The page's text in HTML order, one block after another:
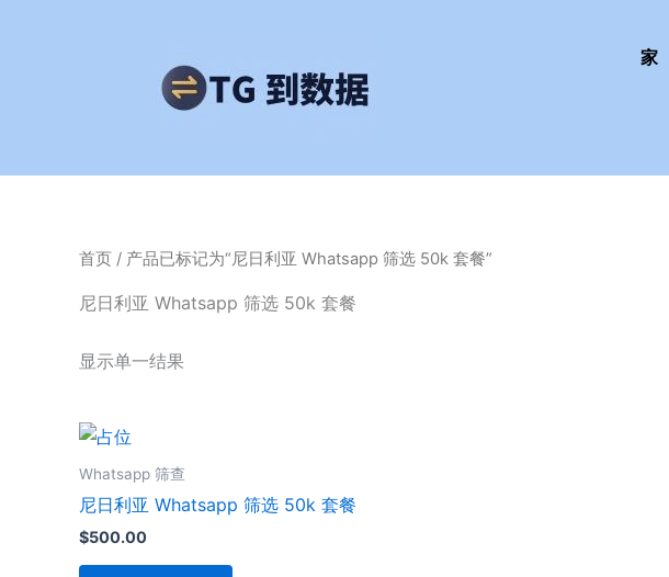
家
首页 / 产品已标记为“尼日利亚 Whatsapp 筛选 50k 套餐”
尼日利亚 Whatsapp 筛选 50k 套餐
显示单一结果
Whatsapp 筛查
尼日利亚 Whatsapp 筛选 50k 套餐
$500.00